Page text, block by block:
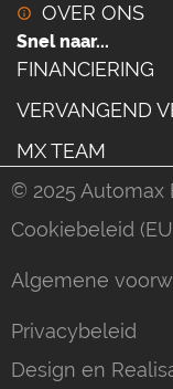
OVER ONS
Snel naar...
FINANCIERING
VERVANGEND
MX TEAM
© 2025 Automax
Cookiebeleid
Algemene
Privacybeleid
Design en